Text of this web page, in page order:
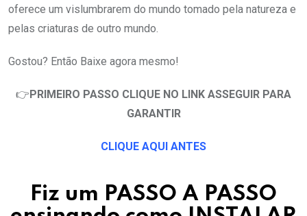
oferece um vislumbrarem do mundo tomado pela natureza e
pelas criaturas de outro mundo.
Gostou? Então Baixe agora mesmo!
👉PRIMEIRO PASSO CLIQUE NO LINK ASSEGUIR PARA
GARANTIR
CLIQUE AQUI ANTES
Fiz um PASSO A PASSO